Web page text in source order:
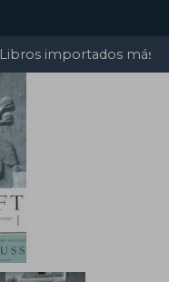
Libros importados más